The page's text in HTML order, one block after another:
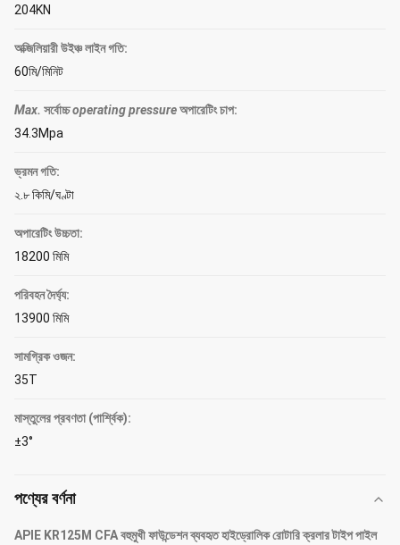
204KN
অক্জিলিয়ারী উইঞ্চ লাইন গতি:
60মি/মিনিট
Max. সর্বোচ্চoperating pressureঅপারেটিং চাপ:
34.3Mpa
ভ্রমন গতি:
২.৮ কিমি/ঘণ্টা
অপারেটিং উচ্চতা:
18200 মিমি
পরিবহন দৈর্ঘ্য:
13900 মিমি
সামগ্রিক ওজন:
35T
মাস্তুলের প্রবণতা (পার্শ্বিক):
±3°
পণ্যের বর্ণনা
APIE KR125M CFA বহুমুখী ফাউন্ডেশন ব্যবহৃত হাইড্রোলিক রোটারি ক্রলার টাইপ পাইল